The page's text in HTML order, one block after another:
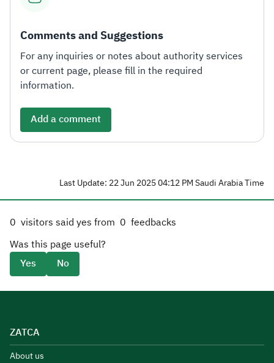
Comments and Suggestions
For any inquiries or notes about authority services
or current page, please fill in the required
information.
Add a comment
Last Update: 22 Jun 2025 04:12 PM Saudi Arabia Time
0 visitors said yes from 0 feedbacks
Was this page useful?
Yes
No
ZATCA
About us